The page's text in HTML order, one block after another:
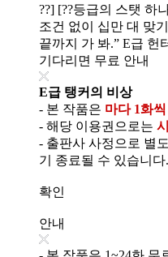
??] [??등급의 스탯 하
조건 없이 십만 대 맞
끝까지 가 봐.” E급 헌
기다리면 무료 안내
E급 탱커의 비상
- 본 작품은 마다 1화
- 해당 이용권으로는
- 출판사 사정으로 별
기 종료될 수 있습니다.
확인
안내